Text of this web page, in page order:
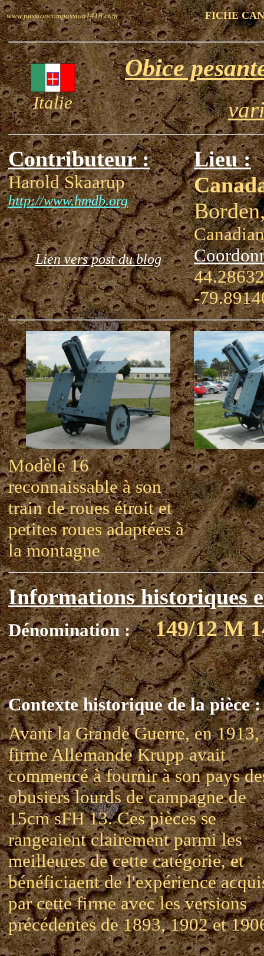
www.passioncompassion1418.com FICHE
Italie
Obice
Contributeur :
Harold Skaarup
http://www.hmdb.org
Lien vers post du blog
Lieu :
-
Modèle 16
reconnaissable à son
train de roues étroit et
petites roues adaptées à
la montagne
Informations historiques
Dénomination : 149/12 M
Contexte historique de la pièce :
Avant la Grande Guerre, en 1913,
firme Allemande Krupp avait
commencé à fournir à son pays
obusiers lourds de campagne de
15cm sFH 13. Ces pièces se
rangeaient clairement parmi les
meilleures de cette catégorie, et
bénéficiaent de l'expérience
par cette firme avec les versions
précédentes de 1893, 1902 et